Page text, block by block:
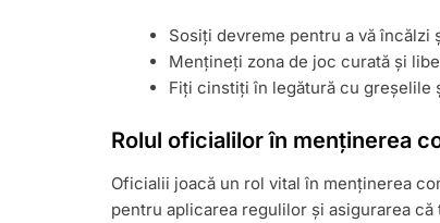
Sosiți devreme pentru a vă încălzi
Mențineți zona de joc curată și
Fiți cinstiți în legătură cu greșelile
Rolul oficialilor în menținerea
Oficialii joacă un rol vital în menținerea
pentru aplicarea regulilor și asigurarea